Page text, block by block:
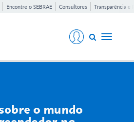
Encontre o SEBRAE Consultores Transparência e
Toggle